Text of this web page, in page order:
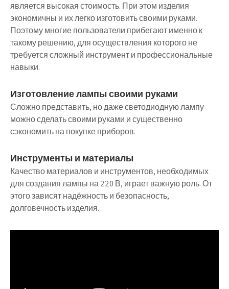
является высокая стоимость. При этом изделия
экономичны и их легко изготовить своими руками.
Поэтому многие пользователи прибегают именно к
такому решению, для осуществления которого не
требуется сложный инструмент и профессиональные
навыки.
Изготовление лампы своими руками
Сложно представить, но даже светодиодную лампу
можно сделать своими руками и существенно
сэкономить на покупке приборов.
Инструменты и материалы
Качество материалов и инструментов, необходимых
для создания лампы на 220 В, играет важную роль. От
этого зависят надёжность и безопасность,
долговечность изделия.